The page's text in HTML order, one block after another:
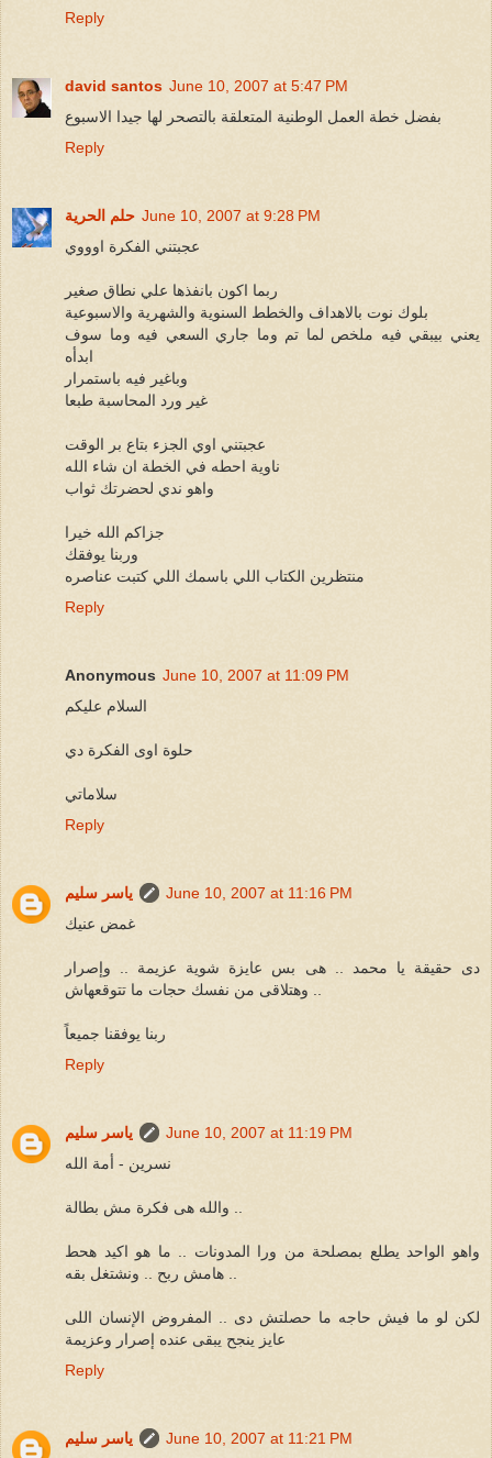
Reply
david santos June 10, 2007 at 5:47 PM
بفضل خطة العمل الوطنية المتعلقة بالتصحر لها جيدا الاسبوع
Reply
حلم الحرية June 10, 2007 at 9:28 PM
عجبتني الفكرة اوووي
ربما اكون بانفذها علي نطاق صغير
بلوك نوت بالاهداف والخطط السنوية والشهرية والاسبوعية
يعني بيبقي فيه ملخص لما تم وما جاري السعي فيه وما سوف
ابدأه
وباغير فيه باستمرار
غير ورد المحاسبة طبعا
عجبتني اوي الجزء بتاع بر الوقت
ناوية احطه في الخطة ان شاء الله
واهو ندي لحضرتك ثواب
جزاكم الله خيرا
وربنا يوفقك
منتظرين الكتاب اللي باسمك اللي كتبت عناصره
Reply
Anonymous June 10, 2007 at 11:09 PM
السلام عليكم
حلوة اوى الفكرة دي
سلاماتي
Reply
ياسر سليم
June 10, 2007 at 11:16 PM
غمض عنيك
دى حقيقة يا محمد .. هى بس عايزة شوية عزيمة .. وإصرار
ربنا يوفقنا جميعاً
Reply
ياسر سليم
June 10, 2007 at 11:19 PM
نسرين - أمة الله
واهو الواحد يطلع بمصلحة من ورا المدونات .. ما هو اكيد هحط
لكن لو ما فيش حاجه ما حصلتش دى .. المفروض الإنسان اللى
عايز ينجح يبقى عنده إصرار وعزيمة
Reply
ياسر سليم
June 10, 2007 at 11:21 PM